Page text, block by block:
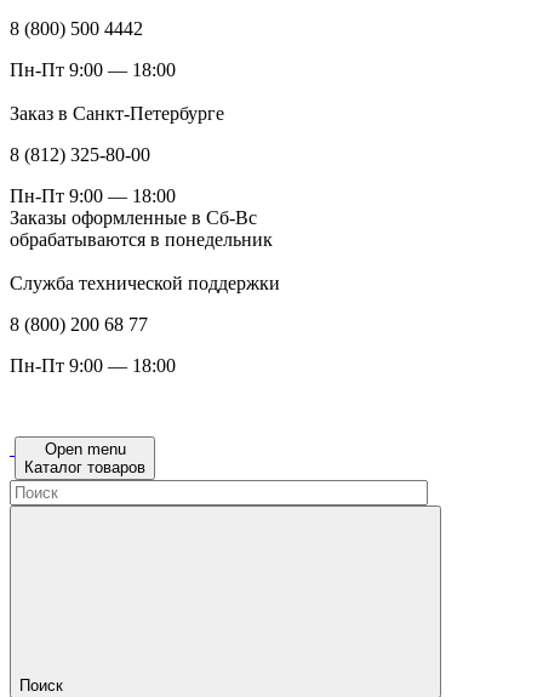
8 (800) 500 4442
Пн-Пт 9:00 — 18:00
Заказ в Санкт-Петербурге
8 (812) 325-80-00
Пн-Пт 9:00 — 18:00
Заказы оформленные в Сб-Вс
обрабатываются в понедельник
Служба технической поддержки
8 (800) 200 68 77
Пн-Пт 9:00 — 18:00
Open menu
Каталог товаров
Поиск